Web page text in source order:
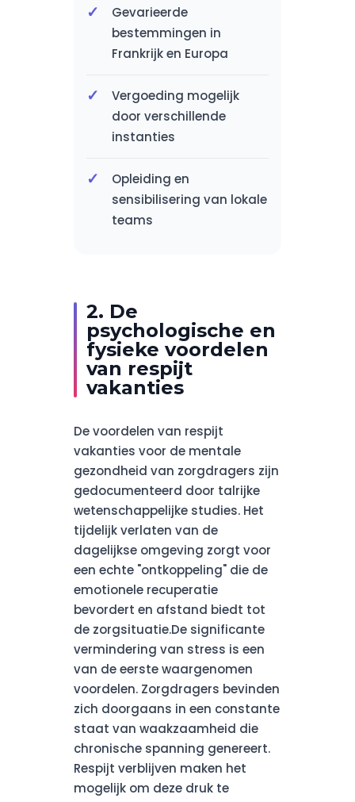
Gevarieerde
bestemmingen in
Frankrijk en Europa
Vergoeding mogelijk
door verschillende
instanties
Opleiding en
sensibilisering van lokale
teams
2. De
psychologische en
fysieke voordelen
van respijt
vakanties
De voordelen van respijt
vakanties voor de mentale
gezondheid van zorgdragers zijn
gedocumenteerd door talrijke
wetenschappelijke studies. Het
tijdelijk verlaten van de
dagelijkse omgeving zorgt voor
een echte "ontkoppeling" die de
emotionele recuperatie
bevordert en afstand biedt tot
de zorgsituatie.De significante
vermindering van stress is een
van de eerste waargenomen
voordelen. Zorgdragers bevinden
zich doorgaans in een constante
staat van waakzaamheid die
chronische spanning genereert.
Respijt verblijven maken het
mogelijk om deze druk te